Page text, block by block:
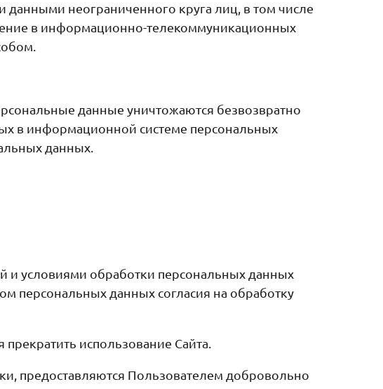
неограниченного круга лиц, в том числе
в информационно-телекоммуникационных
данные уничтожаются безвозвратно
в информационной системе персональных
данных.
и условиями обработки персональных данных
персональных данных согласия на обработку
использование Сайта.
предоставляются Пользователем добровольно